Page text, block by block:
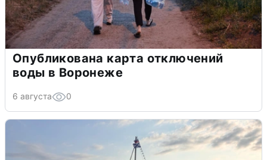
Опубликована карта отключений
воды в Воронеже
6 августа 0